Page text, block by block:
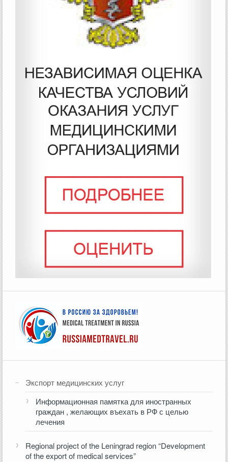
Экспорт медицинских услуг
Информационная памятка для иностранных
граждан , желающих въехать в РФ с целью
лечения
Regional project of the Leningrad region “Development
of the export of medical services”